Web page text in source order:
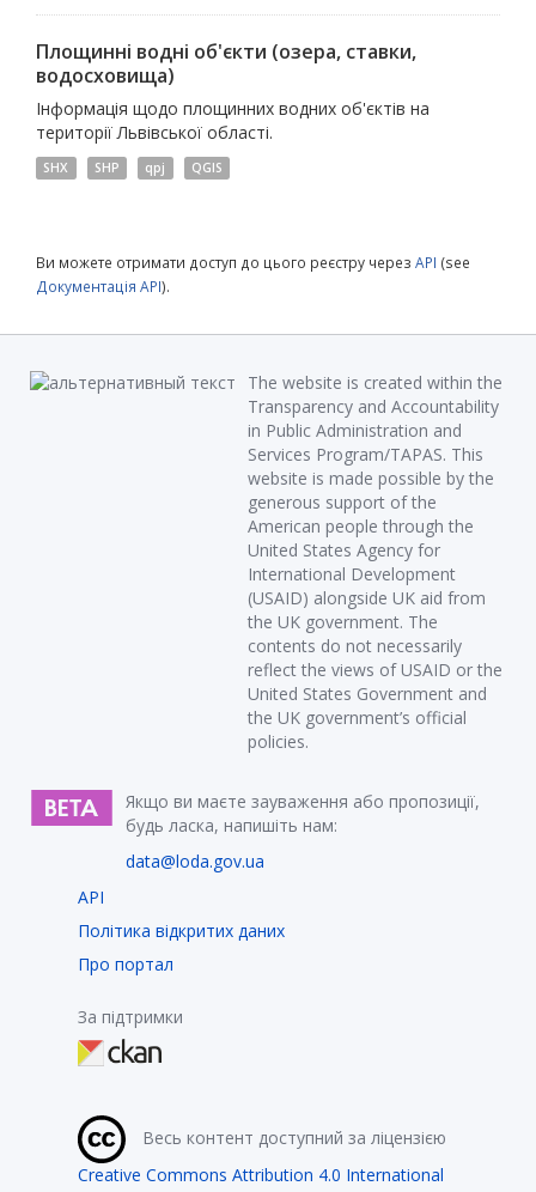
Площинні водні об'єкти (озера, ставки,
водосховища)
Інформація щодо площинних водних об'єктів на
території Львівської області.
SHX SHP qpj QGIS
Ви можете отримати доступ до цього реєстру через API (see
Документація API).
The website is created within the
Transparency and Accountability
in Public Administration and
Services Program/TAPAS. This
website is made possible by the
generous support of the
American people through the
United States Agency for
International Development
(USAID) alongside UK aid from
the UK government. The
contents do not necessarily
reflect the views of USAID or the
United States Government and
the UK government’s official
policies.
Якщо ви маєте зауваження або пропозиції,
будь ласка, напишіть нам:
data@loda.gov.ua
API
Політика відкритих даних
Про портал
За підтримки
Весь контент доступний за ліцензією
Creative Commons Attribution 4.0 International